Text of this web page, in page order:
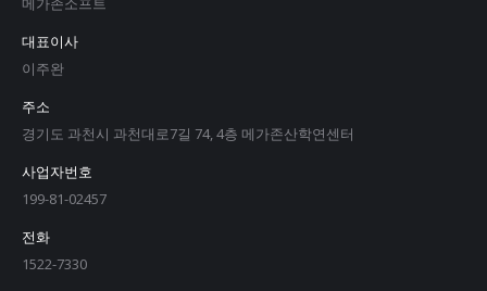
대표이사
이주완
주소
경기도 과천시 과천대로7길 74, 4층 메가존산학연센터
사업자번호
199-81-02457
전화
1522-7330